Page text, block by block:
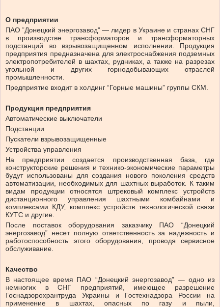
О предприятии
ПАО ”Донецкий энергозавод” — лидер в Украине и странах СНГ
в производстве трансформаторов и трансформаторных
подстанций во взрывозащищенном исполнении. Продукция
предприятия предназначена для электроснабжения подземных
электропотребителей в шахтах, рудниках, а также на разрезах
угольной и других горнодобывающих отраслей
промышленности.
Предприятие входит в холдинг “Горные машины” группы СКМ.
Продукция предприятия
Автоматические выключатели
Подстанции
Пускатели взрывозащищенные
Устройства управления
На предприятии создается производственная база, где
конструкторские решения и технико-экономические параметры
будут использованы для создания нового поколения средств
автоматизации, необходимых для шахтных выработок. К таким
видам продукции относятся штрековый комплекс устройств
дистанционного управления шахтными комбайнами и
комплексами КДУ, комплекс устройств технологической связи
КУТС и другие.
После поставок оборудования заказчику ПАО “Донецкий
энергозавод” несет полную ответственность за надежность и
работоспособность этого оборудования, проводя сервисное
обслуживание.
Качество
В настоящее время ПАО “Донецкий энергозавод” — одно из
немногих в СНГ предприятий, имеющее разрешение
Госнадзорохрантруда Украины и Гостехнадзора России на
применение в шахтах, опасных по газу и пыли,